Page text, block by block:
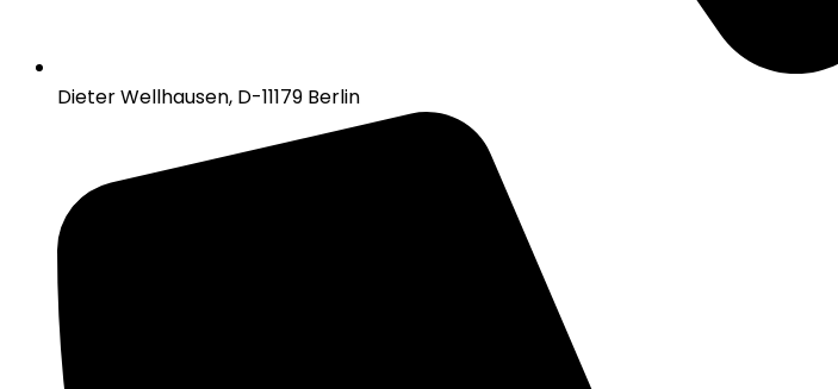
Dieter Wellhausen, D-11179 Berlin